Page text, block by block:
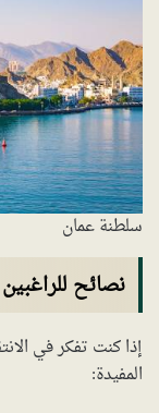
سلطنة عمان
نصائح
إذا كنت تفكر في
المفيدة: